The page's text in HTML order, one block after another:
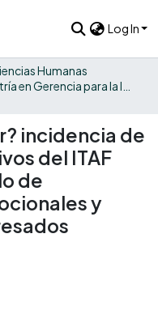
Log In
Humanas
incidencia de
del ITAF
de
y